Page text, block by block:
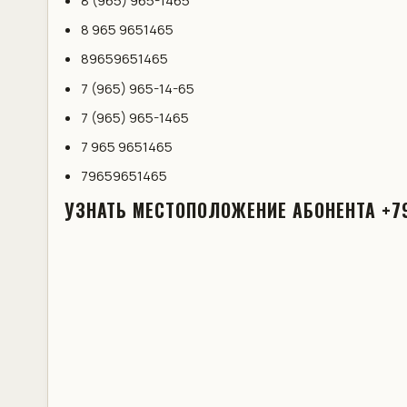
8 965 9651465
89659651465
7 (965) 965-14-65
7 (965) 965-1465
7 965 9651465
79659651465
УЗНАТЬ МЕСТОПОЛОЖЕНИЕ АБОНЕНТА